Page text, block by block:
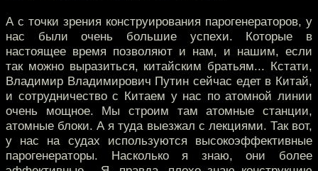
А с точки зрения конструирования парогенераторов, у
нас были очень большие успехи. Которые в
настоящее время позволяют и нам, и нашим, если
так можно выразиться, китайским братьям... Кстати,
Владимир Владимирович Путин сейчас едет в Китай,
и сотрудничество с Китаем у нас по атомной линии
очень мощное. Мы строим там атомные станции,
атомные блоки. А я туда выезжал с лекциями. Так вот,
у нас на судах используются высокоэффективные
парогенераторы. Насколько я знаю, они более